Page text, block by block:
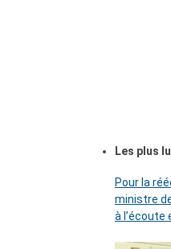
Les plus
Pour la
ministre
à l’écoute